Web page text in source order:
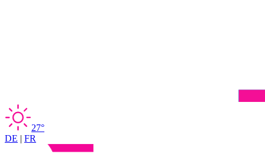
27°
DE | FR